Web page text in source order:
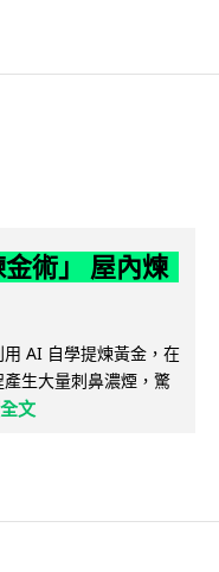
術」 屋內煉
AI 自學提煉黃金，在
生大量刺鼻濃煙，驚
文